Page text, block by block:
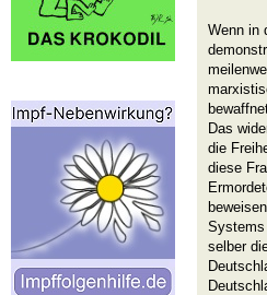
Wenn in
Das
die
diese
selber